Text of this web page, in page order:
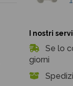
I nostri
Se lo
giorni